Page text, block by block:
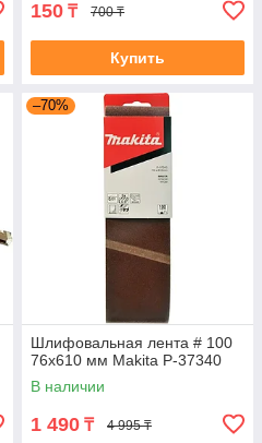
150 ₸ 700 ₸
Купить
–70%
Шлифовальная лента # 100
76x610 мм Makita P-37340
В наличии
1 490 ₸ 4 995 ₸